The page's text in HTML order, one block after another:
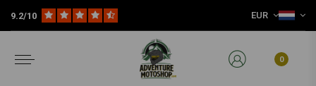
9.2/10 EUR
0
8008 Detecto X-Plus 2.0
8008 Detecto X-Plus 2.0